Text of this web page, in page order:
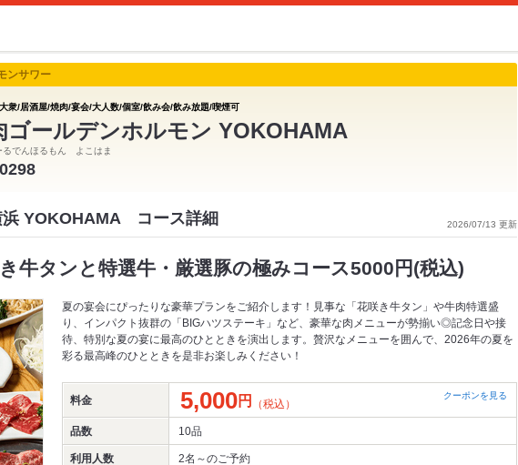
ンサワー
衆/居酒屋/焼肉/宴会/大人数/個室/飲み会/飲み放題/喫煙可
ゴールデンホルモン YOKOHAMA
るでんほるもん よこはま
2026/07/13 更新
浜 YOKOHAMA コース詳細
牛タンと特選牛・厳選豚の極みコース5000円(税込)
夏の宴会にぴったりな豪華プランをご紹介します！見事な「花咲き牛タン」や牛肉特選盛
り、インパクト抜群の「BIGハツステーキ」など、豪華な肉メニューが勢揃い◎記念日や接
待、特別な夏の宴に最高のひとときを演出します。贅沢なメニューを囲んで、2026年の夏を
彩る最高峰のひとときを是非お楽しみください！
料金 5,000円 （税込）
クーポンを見る
品数 10品
利用人数 2名～のご予約